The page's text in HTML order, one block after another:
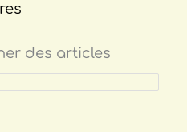
des articles